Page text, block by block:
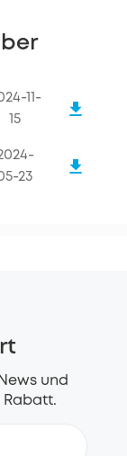
11-
15
23
und
Rabatt.